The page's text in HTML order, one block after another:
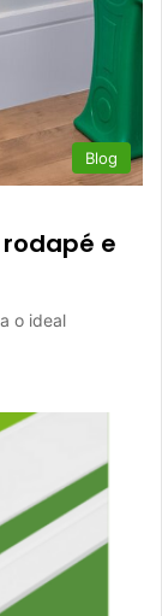
Blog
e
o ideal